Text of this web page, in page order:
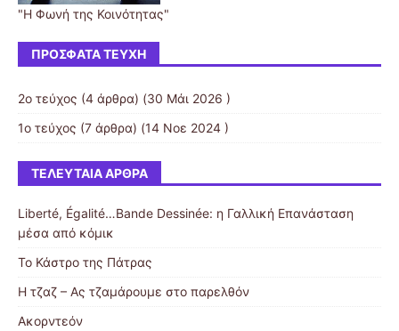
"Η Φωνή της Κοινότητας"
ΠΡΌΣΦΑΤΑ ΤΕΎΧΗ
2ο τεύχος (4 άρθρα) (30 Μάι 2026 )
1ο τεύχος (7 άρθρα) (14 Νοε 2024 )
ΤΕΛΕΥΤΑΊΑ ΆΡΘΡΑ
Liberté, Égalité…Bande Dessinée: η Γαλλική Επανάσταση
μέσα από κόμικ
Το Κάστρο της Πάτρας
Η τζαζ – Ας τζαμάρουμε στο παρελθόν
Ακορντεόν